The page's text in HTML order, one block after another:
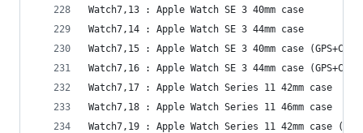
Watch7,13 : Apple Watch SE 3 40mm case
Watch7,14 : Apple Watch SE 3 44mm case
Watch7,15 : Apple Watch SE 3 40mm case
Watch7,16 : Apple Watch SE 3 44mm case
Watch7,17 : Apple Watch Series 11 42mm case
Watch7,18 : Apple Watch Series 11 46mm case
Watch7,19 : Apple Watch Series 11 42mm case